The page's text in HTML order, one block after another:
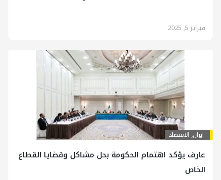
فبراير 5, 2025
إيران, الاقتصاد
عارف يؤكد اهتمام الحكومة بحل مشاكل وقضايا القطاع
الخاص